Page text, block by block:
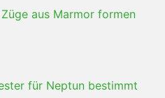
aus Marmor formen
für Neptun bestimmt